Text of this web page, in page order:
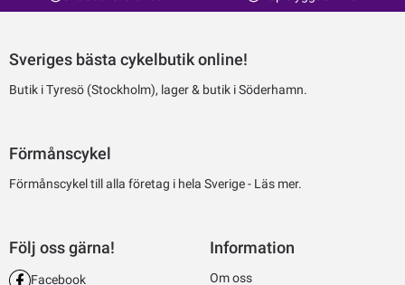
Sveriges bästa cykelbutik online!
Butik i Tyresö (Stockholm), lager & butik i Söderhamn.
Förmånscykel
Förmånscykel till alla företag i hela Sverige - Läs mer.
Följ oss gärna!
Facebook
Information
Om oss